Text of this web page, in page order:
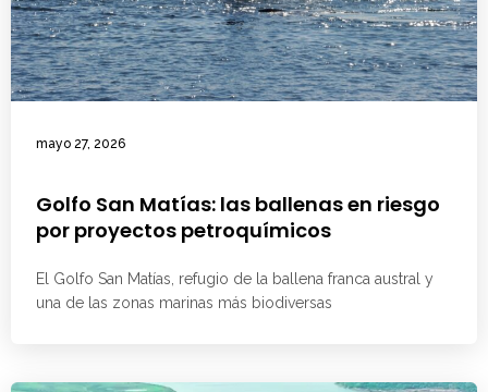
mayo 27, 2026
Golfo San Matías: las ballenas en riesgo
por proyectos petroquímicos
El Golfo San Matías, refugio de la ballena franca austral y
una de las zonas marinas más biodiversas